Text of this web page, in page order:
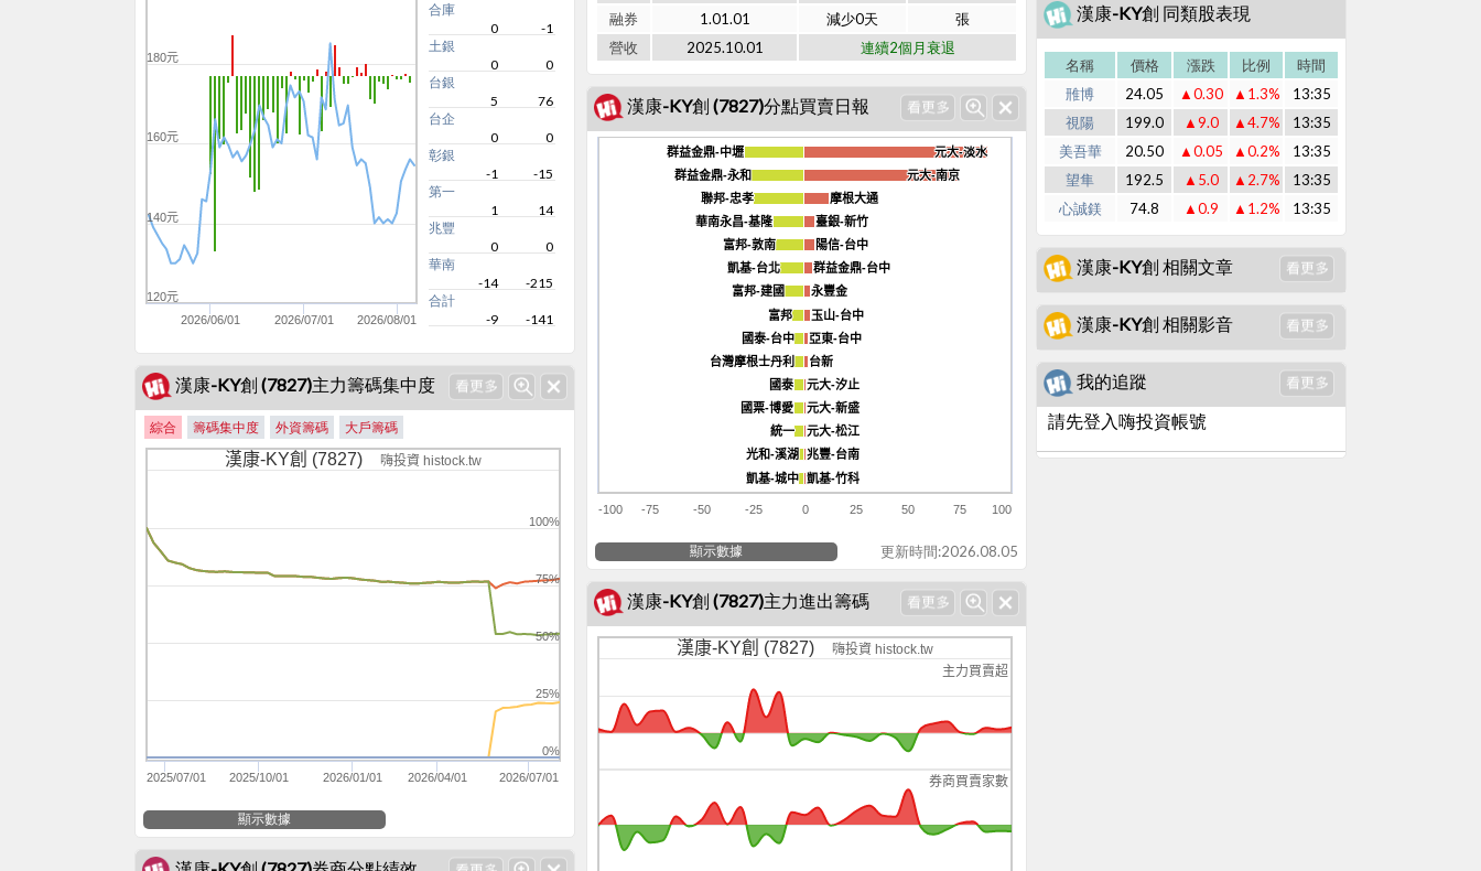
融券
1.01.01 減少0天
張
營收
2025.10.01 連續2個月衰退
2026/06/01 2026/07/01 2026/08/01
120元
140元
160元
180元
合庫
0
-1
土銀
0
0
台銀
5
76
台企
0
0
彰銀
-1
-15
第一
1
14
兆豐
0
0
華南
-14
-215
合計
-9
-141
漢康-KY創 (7827)分點買賣日報
元大-淡水
元大-淡水
元大-南京
元大-南京
摩根大通
摩根大通
臺銀-新竹
臺銀-新竹
陽信-台中
陽信-台中
群益金鼎-台中
群益金鼎-台中
永豐金
永豐金
玉山-台中
玉山-台中
亞東-台中
亞東-台中
台新
台新
元大-汐止
元大-汐止
元大-新盛
元大-新盛
元大-松江
元大-松江
兆豐-台南
兆豐-台南
凱基-竹科
凱基-竹科
群益金鼎-中壢
群益金鼎-中壢
群益金鼎-永和
群益金鼎-永和
聯邦-忠孝
聯邦-忠孝
華南永昌-基隆
華南永昌-基隆
富邦-敦南
富邦-敦南
凱基-台北
凱基-台北
富邦-建國
富邦-建國
富邦
富邦
國泰-台中
國泰-台中
台灣摩根士丹利
台灣摩根士丹利
國泰
國泰
國票-博愛
國票-博愛
統一
統一
光和-溪湖
光和-溪湖
凱基-城中
凱基-城中
-50 -25 0 25 50 75 100
-100 -75
顯示數據 更新時間:2026.08.05
漢康-KY創 (7827)主力籌碼集中度
綜合 籌碼集中度 外資籌碼 大戶籌碼
漢康-KY創 (7827) 嗨投資 histock.tw
2025/07/01 2025/10/01 2026/01/01 2026/04/01 2026/07/01
0%
25%
50%
75%
100%
顯示數據
漢康-KY創 (7827)主力進出籌碼
主力買賣超
券商買賣家數
漢康-KY創 (7827) 嗨投資 histock.tw
漢康-KY創 同類股表現
名稱 價格 漲跌 比例
時間
雃博
24.05 ▲0.30 ▲1.3%
13:35
視陽
199.0 ▲9.0 ▲4.7%
13:35
美吾華
20.50 ▲0.05 ▲0.2%
13:35
望隼
192.5 ▲5.0 ▲2.7%
13:35
心誠鎂
74.8 ▲0.9 ▲1.2% 13:35
漢康-KY創 相關文章
漢康-KY創 相關影音
我的追蹤
請先登入嗨投資帳號